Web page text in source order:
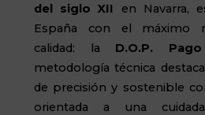
del siglo XII en Navarra,
España con el máximo
calidad: la D.O.P.
metodología técnica
de precisión y sostenible
orientada a una